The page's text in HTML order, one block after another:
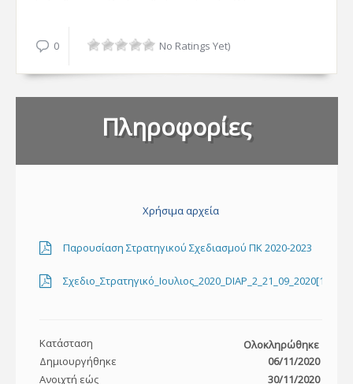
0 No Ratings Yet)
Πληροφορίες
Χρήσιμα αρχεία
Παρουσίαση Στρατηγικού Σχεδιασμού ΠΚ 2020-2023
Σχεδιο_Στρατηγικό_Ιουλιος_2020_DIAP_2_21_09_2020[1]
Κατάσταση
Ολοκληρώθηκε
Δημιουργήθηκε
06/11/2020
Ανοιχτή εώς
30/11/2020